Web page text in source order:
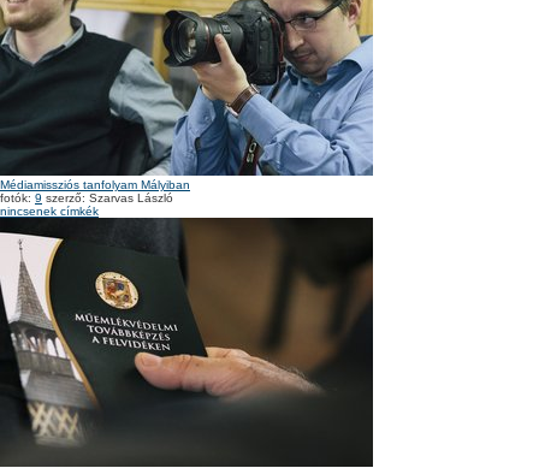
Médiamissziós tanfolyam Mályiban
fotók: 9 szerző: Szarvas László
nincsenek címkék